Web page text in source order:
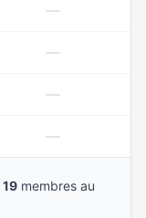
—
—
—
—
19 membres au